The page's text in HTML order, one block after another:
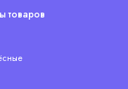
товаров